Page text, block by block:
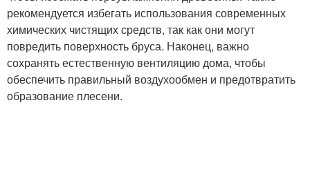
рекомендуется избегать использования современных
химических чистящих средств, так как они могут
повредить поверхность бруса. Наконец, важно
сохранять естественную вентиляцию дома, чтобы
обеспечить правильный воздухообмен и предотвратить
образование плесени.